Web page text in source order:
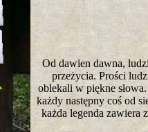
Od dawien dawna,
przeżycia. Prości
oblekali w piękne
każdy następny coś od
każda legenda zawiera